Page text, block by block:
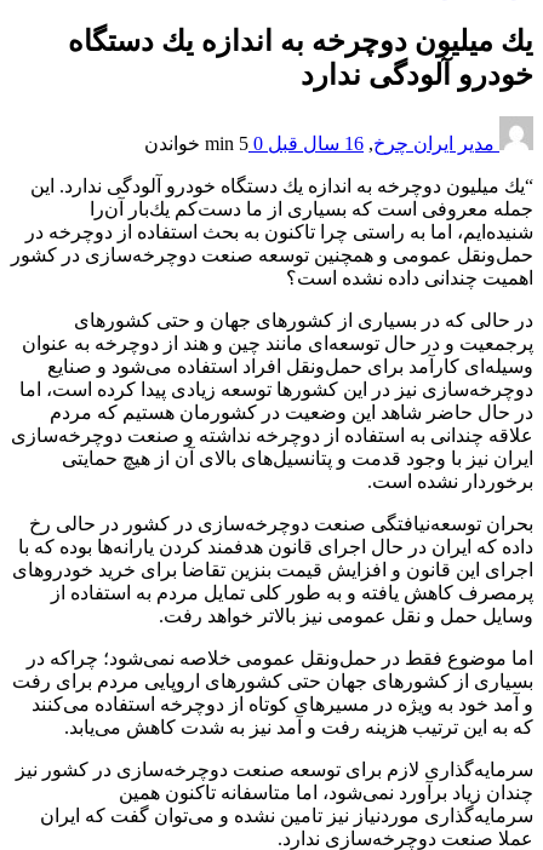
یك میلیون دوچرخه به اندازه یك دستگاه
خودرو آلودگی ندارد
مدیر ایران چرخ, 16 سال قبل 0
5 min خواندن
“یك میلیون دوچرخه به اندازه یك دستگاه خودرو آلودگی ندارد. این
جمله معروفی است كه بسیاری از ما دست‌كم یك‌بار آن‌را
شنیده‌ایم، اما به راستی چرا تاكنون به بحث استفاده از دوچرخه در
حمل‌ونقل عمومی و همچنین توسعه صنعت دوچرخه‌سازی در كشور
اهمیت چندانی داده نشده است؟
در حالی كه در بسیاری از كشورهای جهان و حتی كشورهای
پرجمعیت و در حال توسعه‌ای مانند چین و هند از دوچرخه به عنوان
وسیله‌ای كارآمد برای حمل‌ونقل افراد استفاده می‌شود و صنایع
دوچرخه‌سازی نیز در این كشورها توسعه زیادی پیدا كرده است، اما
در حال حاضر شاهد این وضعیت در كشورمان هستیم كه مردم
علاقه چندانی به استفاده از دوچرخه نداشته و صنعت دوچرخه‌سازی
ایران نیز با وجود قدمت و پتانسیل‌های بالای آن از هیچ حمایتی
برخوردار نشده است.
بحران توسعه‌نیافتگی صنعت دوچرخه‌سازی در كشور در حالی رخ
داده كه ایران در حال اجرای قانون هدفمند كردن یارانه‌ها بوده كه با
اجرای این قانون و افزایش قیمت بنزین تقاضا برای خرید خودروهای
پرمصرف كاهش یافته و به طور كلی تمایل مردم به استفاده از
وسایل حمل و نقل عمومی نیز بالاتر خواهد رفت.
اما موضوع فقط در حمل‌ونقل عمومی خلاصه نمی‌شود؛ چراكه در
بسیاری از كشورهای جهان حتی كشورهای اروپایی مردم برای رفت
و آمد خود به ویژه در مسیرهای كوتاه از دوچرخه استفاده می‌كنند
كه به این ترتیب هزینه‌ رفت و آمد نیز به شدت كاهش می‌یابد.
سرمایه‌گذاری لازم برای توسعه صنعت دوچرخه‌سازی در كشور نیز
چندان زیاد برآورد نمی‌شود، اما متاسفانه تاكنون همین
سرمایه‌گذاری موردنیاز نیز تامین نشده و می‌توان گفت كه ایران
عملا صنعت دوچرخه‌سازی ندارد.